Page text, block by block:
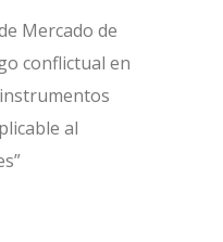
Mercado de
conflictual en
al